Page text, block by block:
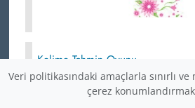
Kelime Tahmin Oyunu
69,245 okuma, 20.07.2019 15:46
Veri politikasındaki amaçlarla sınırlı
çerez